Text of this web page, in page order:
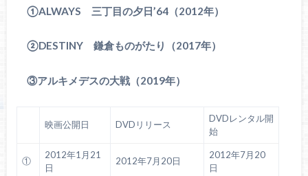
①ALWAYS 三丁目の夕日’64（2012年）
②DESTINY 鎌倉ものがたり（2017年）
③アルキメデスの大戦（2019年）
映画公開日 DVDリリース
DVDレンタル開
始
①
2012年1月21
日
2012年7月20日
2012年7月20
日